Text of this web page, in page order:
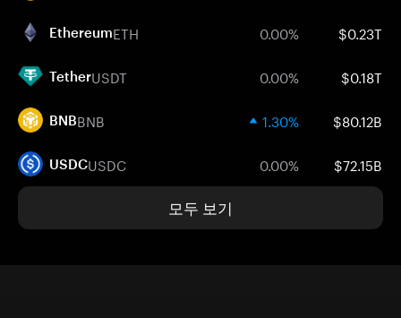
EthereumETH 0.00% $0.23T
TetherUSDT 0.00% $0.18T
BNBBNB 1.30% $80.12B
USDCUSDC 0.00% $72.15B
모두 보기